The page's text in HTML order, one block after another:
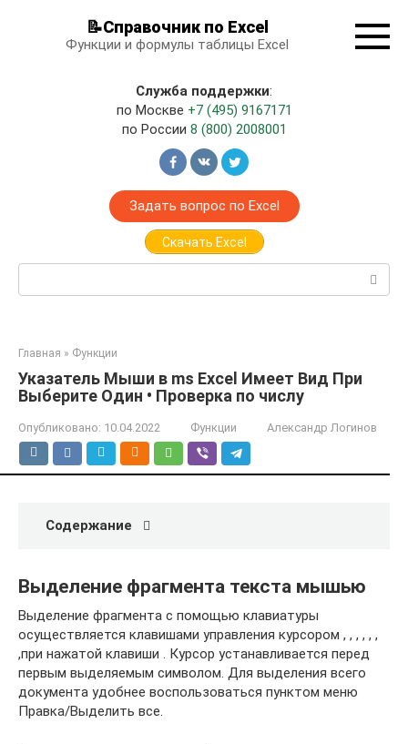
📝Справочник по Excel
Функции и формулы таблицы Excel
Служба поддержки:
по Москве +7 (495) 9167171
по России 8 (800) 2008001
Задать вопрос по Excel
Скачать Excel
Поиск:
Главная » Функции
Указатель Мыши в ms Excel Имеет Вид При
Выберите Один • Проверка по числу
Опубликовано: 10.04.2022 Функции Александр Логинов
Содержание
Выделение фрагмента текста мышью
Выделение фрагмента с помощью клавиатуры
осуществляется клавишами управления курсором , , , , , ,
,при нажатой клавиши . Курсор устанавливается перед
первым выделяемым символом. Для выделения всего
документа удобнее воспользоваться пунктом меню
Правка/Выделить все.